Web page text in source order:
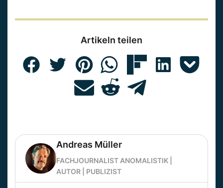
Artikeln teilen
Andreas Müller
FACHJOURNALIST ANOMALISTIK |
AUTOR | PUBLIZIST